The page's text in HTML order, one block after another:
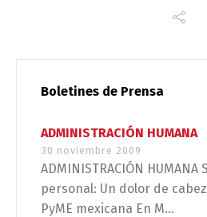
Boletines de Prensa
ADMINISTRACIÓN HUMANA
30 noviembre 2009
ADMINISTRACIÓN HUMANA
personal: Un dolor de
PyME mexicana En M...